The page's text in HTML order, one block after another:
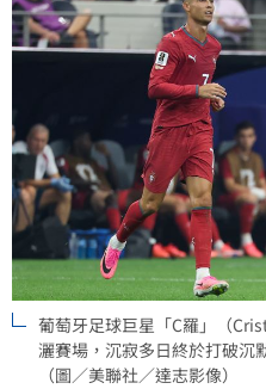
葡萄牙足球巨星「C羅」（
灑賽場，沉寂多日終於打破沉
（圖／美聯社／達志影像）